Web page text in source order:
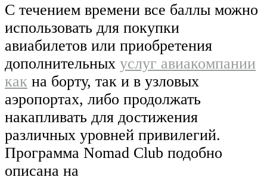
С течением времени все баллы можно
использовать для покупки
авиабилетов или приобретения
дополнительных услуг авиакомпании
как на борту, так и в узловых
аэропортах, либо продолжать
накапливать для достижения
различных уровней привилегий.
Программа Nomad Club подобно
описана на